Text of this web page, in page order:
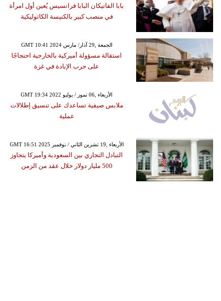
بابا الفاتيكان البابا فرانسيس يُعين أول امرأة
في منصب كبير بالكنيسة الكاثوليكية
GMT 10:41 2024 الجمعة ,29 آذار/ مارس
استقالة مسؤولة أميركية بالخارجية احتجاجًا
على حرب الإبادة في غزة
GMT 19:34 2022 الأربعاء ,06 تموز / يوليو
ملابس صيفية تساعدك على تنسيق إطلالات
عملية
GMT 16:51 2025 الأربعاء ,19 تشرين الثاني / نوفمبر
التبادل التجاري بين السعودية وأميركا يتجاوز
500 مليار دولار خلال عقد من الزمن